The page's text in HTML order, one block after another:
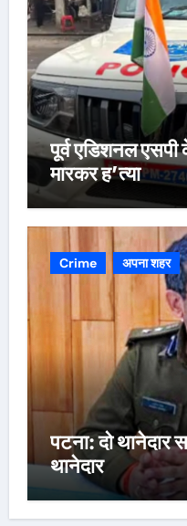
पूर्व एडिशनल एसपी
मारकर ह’त्या
Crime अपना शहर
पटना: दो थानेदार
थानेदार